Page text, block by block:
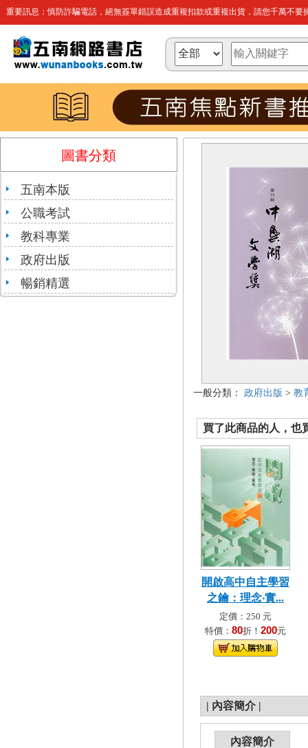
重要訊息：慎防詐騙電話，絕無簽單錯誤造成重複扣款或重複出貨，請您千萬不要
圖書分類
五南本版
公職考試
教科專業
政府出版
暢銷精選
一般分類： 政府出版 > 教
買了此商品的人，也
開啟高中自主學習
之鑰：理念‧實...
定價：250 元
特價： 80折！ 200元
| 內容簡介 |
內容簡介